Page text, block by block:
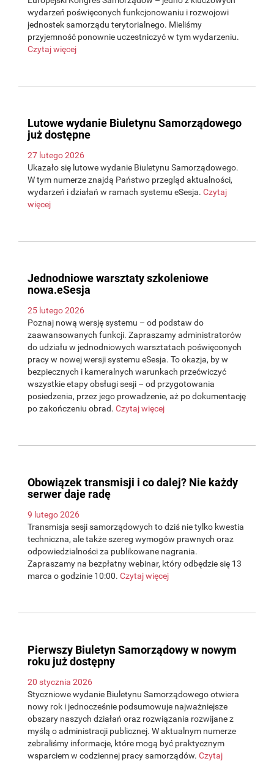
wydarzeń poświęconych funkcjonowaniu i rozwojowi
jednostek samorządu terytorialnego. Mieliśmy
przyjemność ponownie uczestniczyć w tym wydarzeniu.
Czytaj więcej
Lutowe wydanie Biuletynu Samorządowego
już dostępne
27 lutego 2026
Ukazało się lutowe wydanie Biuletynu Samorządowego.
W tym numerze znajdą Państwo przegląd aktualności,
wydarzeń i działań w ramach systemu eSesja. Czytaj
więcej
Jednodniowe warsztaty szkoleniowe
nowa.eSesja
25 lutego 2026
Poznaj nową wersję systemu – od podstaw do
zaawansowanych funkcji. Zapraszamy administratorów
do udziału w jednodniowych warsztatach poświęconych
pracy w nowej wersji systemu eSesja. To okazja, by w
bezpiecznych i kameralnych warunkach przećwiczyć
wszystkie etapy obsługi sesji – od przygotowania
posiedzenia, przez jego prowadzenie, aż po dokumentację
po zakończeniu obrad. Czytaj więcej
Obowiązek transmisji i co dalej? Nie każdy
serwer daje radę
9 lutego 2026
Transmisja sesji samorządowych to dziś nie tylko kwestia
techniczna, ale także szereg wymogów prawnych oraz
odpowiedzialności za publikowane nagrania.
Zapraszamy na bezpłatny webinar, który odbędzie się 13
marca o godzinie 10:00. Czytaj więcej
Pierwszy Biuletyn Samorządowy w nowym
roku już dostępny
20 stycznia 2026
Styczniowe wydanie Biuletynu Samorządowego otwiera
nowy rok i jednocześnie podsumowuje najważniejsze
obszary naszych działań oraz rozwiązania rozwijane z
myślą o administracji publicznej. W aktualnym numerze
zebraliśmy informacje, które mogą być praktycznym
wsparciem w codziennej pracy samorządów. Czytaj